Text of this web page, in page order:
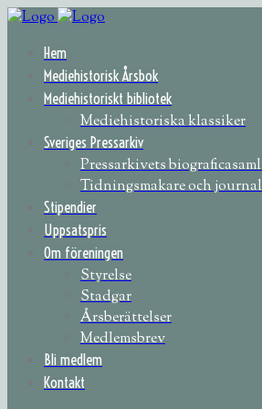
Hem
Mediehistorisk Årsbok
Mediehistoriskt bibliotek
Mediehistoriska klassiker
Sveriges Pressarkiv
Pressarkivets
Tidningsmakare och
Stipendier
Uppsatspris
Om föreningen
Styrelse
Stadgar
Årsberättelser
Medlemsbrev
Bli medlem
Kontakt